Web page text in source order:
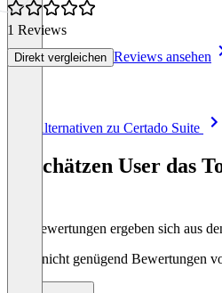
1 Reviews
Direkt vergleichen Reviews ansehen
Alle Alternativen zu Certado Suite
So schätzen User das
Die Bewertungen ergeben sich aus
Noch nicht genügend Bewertungen